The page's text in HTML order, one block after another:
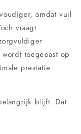
omdat vuil
vraagt
toegepast op
prestatie
blijft. Dat